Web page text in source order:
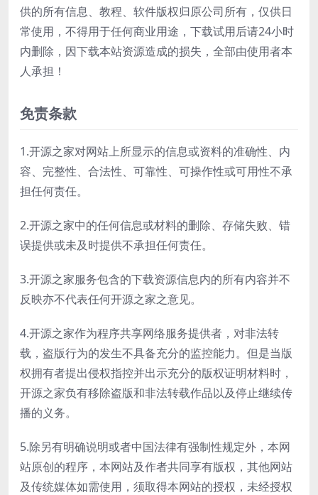
供的所有信息、教程、软件版权归原公司所有，仅供日
常使用，不得用于任何商业用途，下载试用后请24小时
内删除，因下载本站资源造成的损失，全部由使用者本
人承担！
免责条款
1.开源之家对网站上所显示的信息或资料的准确性、内
容、完整性、合法性、可靠性、可操作性或可用性不承
担任何责任。
2.开源之家中的任何信息或材料的删除、存储失败、错
误提供或未及时提供不承担任何责任。
3.开源之家服务包含的下载资源信息内的所有内容并不
反映亦不代表任何开源之家之意见。
4.开源之家作为程序共享网络服务提供者，对非法转
载，盗版行为的发生不具备充分的监控能力。但是当版
权拥有者提出侵权指控并出示充分的版权证明材料时，
开源之家负有移除盗版和非法转载作品以及停止继续传
播的义务。
5.除另有明确说明或者中国法律有强制性规定外，本网
站原创的程序，本网站及作者共同享有版权，其他网站
及传统媒体如需使用，须取得本网站的授权，未经授权